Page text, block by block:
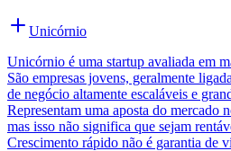
Unicórnio
Unicórnio é uma startup avaliada em
São empresas jovens, geralmente
de negócio altamente escaláveis e
Representam uma aposta do
mas isso não significa que sejam
Crescimento rápido não é garantia de